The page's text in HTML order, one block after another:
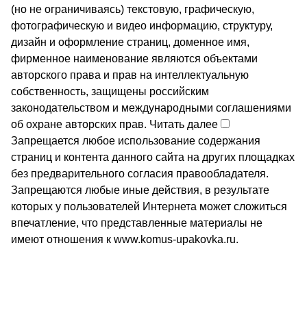
(но не ограничиваясь) текстовую, графическую,
фотографическую и видео информацию, структуру,
дизайн и оформление страниц, доменное имя,
фирменное наименование являются объектами
авторского права и прав на интеллектуальную
собственность, защищены российским
законодательством и международными соглашениями
об охране авторских прав. Читать далее
Запрещается любое использование содержания
страниц и контента данного сайта на других площадках
без предварительного согласия правообладателя.
Запрещаются любые иные действия, в результате
которых у пользователей Интернета может сложиться
впечатление, что представленные материалы не
имеют отношения к www.komus-upakovka.ru.